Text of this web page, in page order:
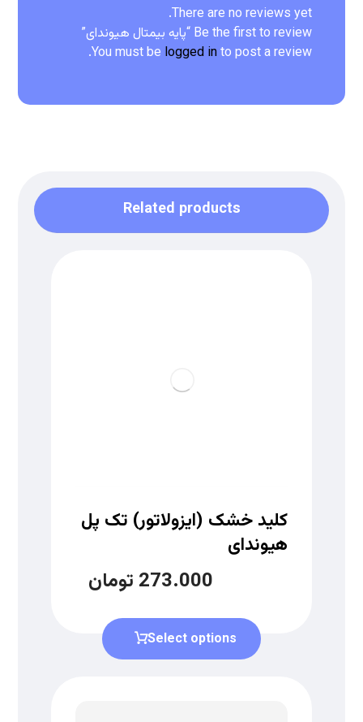
There are no reviews yet.
Be the first to review “پایه بیمتال هیوندای”
You must be logged into post a review.
Related products
کلید خشک (ایزولاتور) تک پل
هیوندای
273.000 تومان
Select options